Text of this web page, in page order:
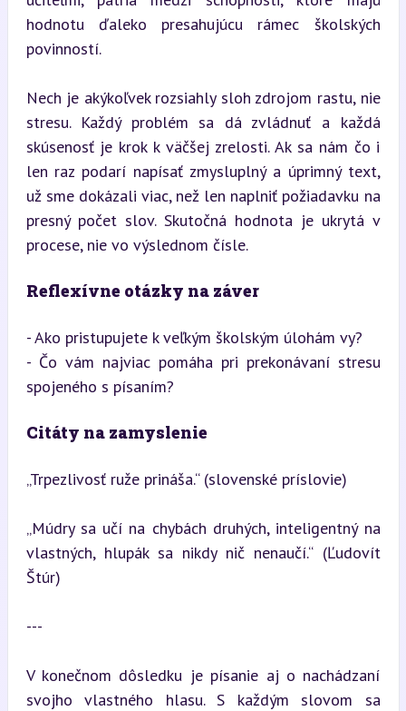
hodnotu ďaleko presahujúcu rámec školských
povinností.
Nech je akýkoľvek rozsiahly sloh zdrojom rastu, nie
stresu. Každý problém sa dá zvládnuť a každá
skúsenosť je krok k väčšej zrelosti. Ak sa nám čo i
len raz podarí napísať zmysluplný a úprimný text,
už sme dokázali viac, než len naplniť požiadavku na
presný počet slov. Skutočná hodnota je ukrytá v
procese, nie vo výslednom čísle.
Reflexívne otázky na záver
- Ako pristupujete k veľkým školským úlohám vy?
- Čo vám najviac pomáha pri prekonávaní stresu
spojeného s písaním?
Citáty na zamyslenie
„Trpezlivosť ruže prináša.“ (slovenské príslovie)
„Múdry sa učí na chybách druhých, inteligentný na
vlastných, hlupák sa nikdy nič nenaučí.“ (Ľudovít
Štúr)
---
V konečnom dôsledku je písanie aj o nachádzaní
svojho vlastného hlasu. S každým slovom sa